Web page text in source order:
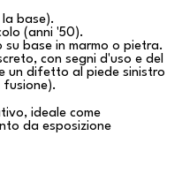
la base).
(anni '50).
base in marmo o pietra.
con segni d'uso e del
un difetto al piede sinistro
ideale come
da esposizione